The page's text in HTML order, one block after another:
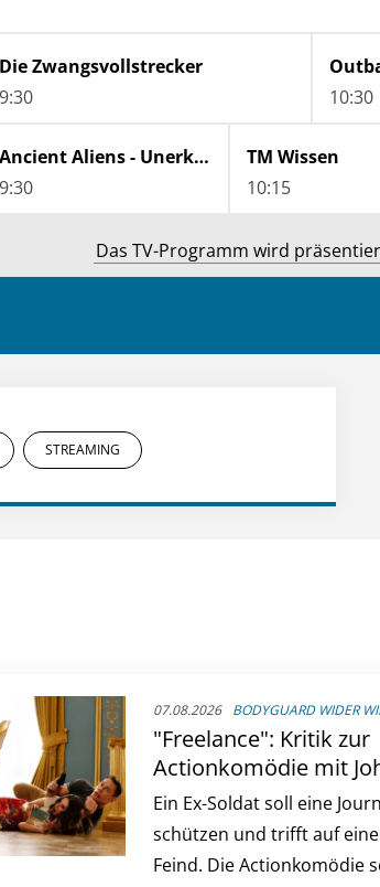
Die Zwangsvollstrecker
9:30
10:30
Ancient Aliens - Unerklärliche Phänomene
9:30
TM Wissen
10:15
Das TV-Programm wird
STREAMING
07.08.2026 BODYGUARD WIDER
"Freelance": Kritik zur
Actionkomödie mit
und Alison Brie
Ein Ex-Soldat soll eine
schützen und trifft auf
Feind. Die Actionkomödie